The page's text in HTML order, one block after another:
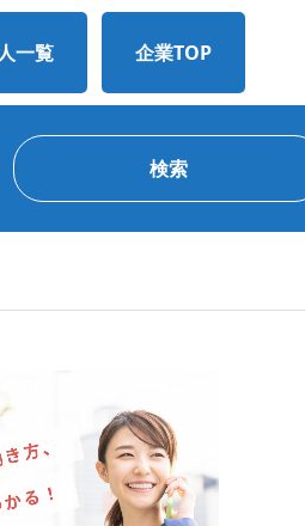
一覧 企業TOP